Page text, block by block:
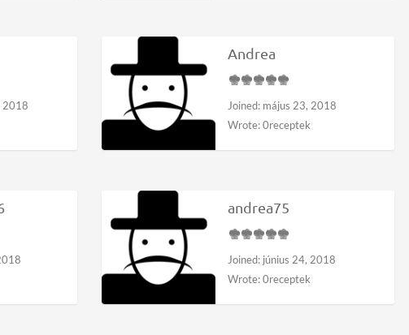
2018
Andrea
Joined: május 23, 2018
Wrote: 0receptek
andrea75
Joined: június 24, 2018
Wrote: 0receptek